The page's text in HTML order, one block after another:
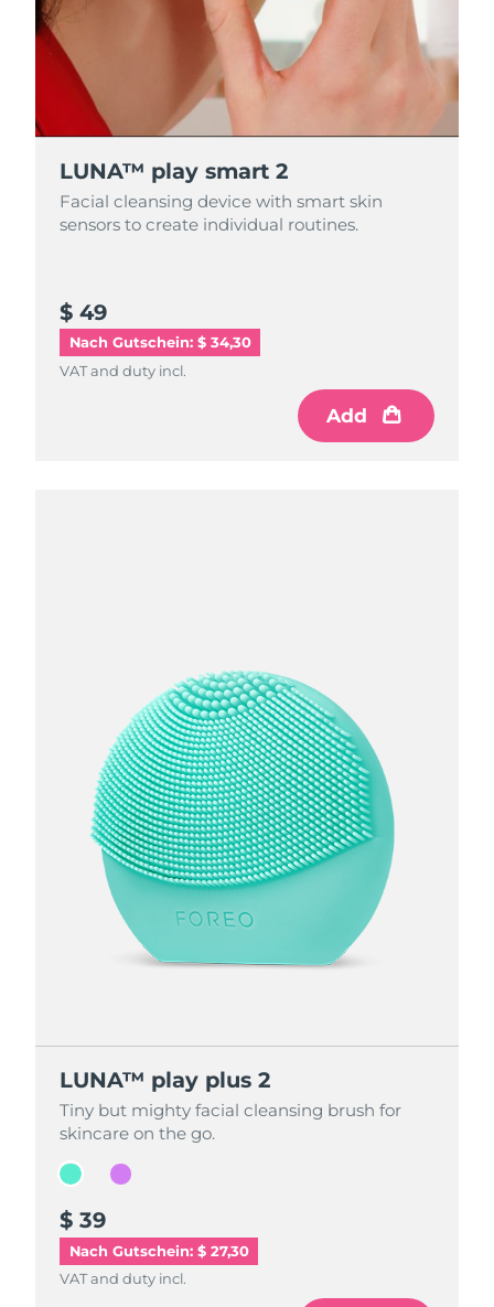
LUNA™ play smart 2
Facial cleansing device with smart skin
sensors to create individual routines.
$ 49
Nach Gutschein: $ 34,30
VAT and duty incl.
Add
LUNA™ play plus 2
Tiny but mighty facial cleansing brush for
skincare on the go.
$ 39
Nach Gutschein: $ 27,30
VAT and duty incl.
LUNA™ play plus 2
Tiny but mighty facial cleansing brush for
skincare on the go.
$ 39
VAT and duty incl.